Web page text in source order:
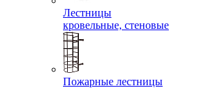
Лестницы
кровельные, стеновые
Пожарные лестницы